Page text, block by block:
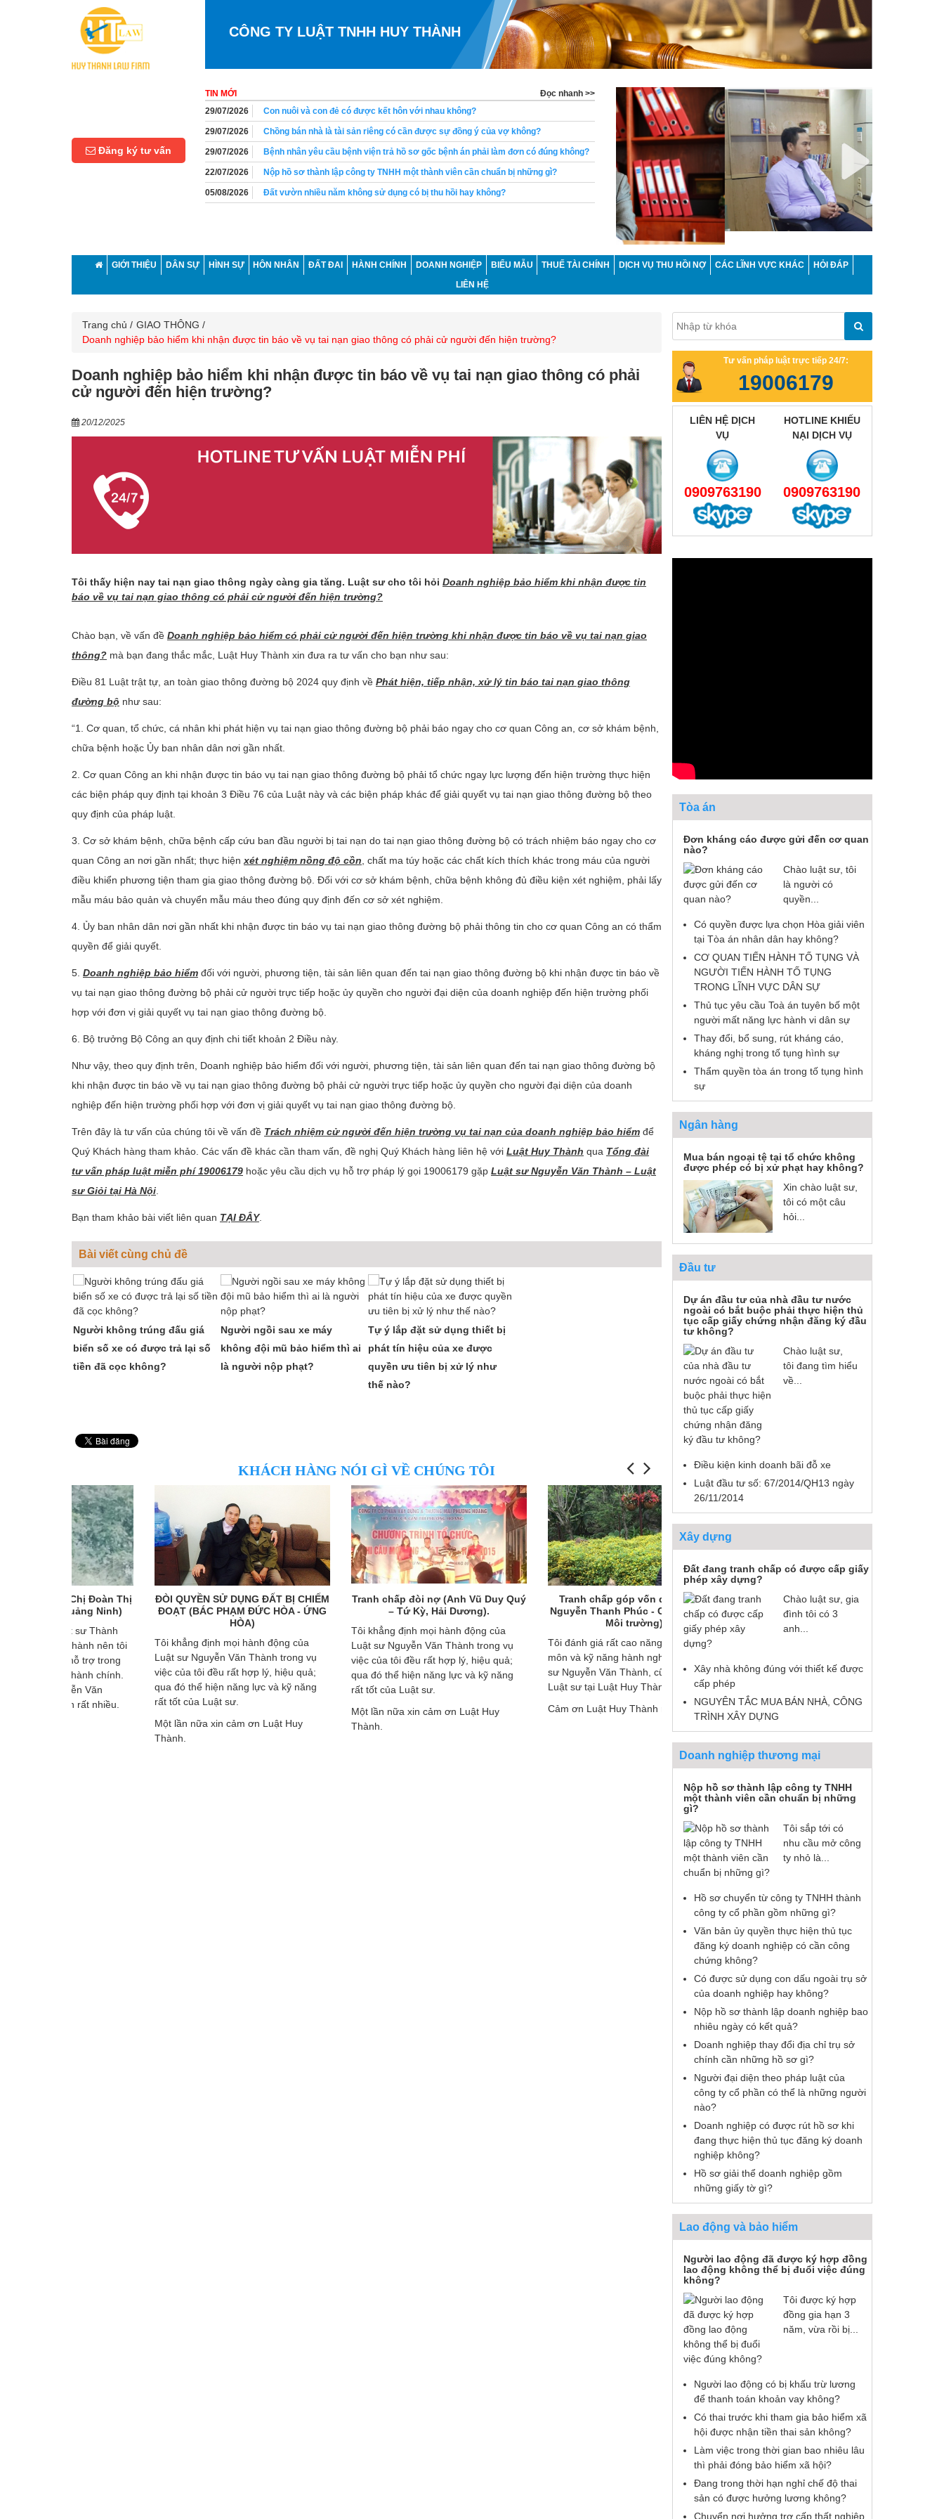
CÔNG TY LUẬT TNHH HUY THÀNH
Đăng ký tư vấn
TIN MỚI
Đọc nhanh >>
29/07/2026
Chồng bán nhà là tài sản riêng có cần được sự đồng ý của vợ không?
29/07/2026 Bệnh nhân yêu cầu bệnh viện trả hồ sơ gốc bệnh án phải làm đơn có đúng không?
22/07/2026 Nộp hồ sơ thành lập công ty TNHH một thành viên cần chuẩn bị những gì?
05/08/2026 Đất vườn nhiều năm không sử dụng có bị thu hồi hay không?
05/08/2026 Người lao động đã được ký hợp đồng lao động không thể bị đuổi việc đúng không?
01/08/2026 Có bắt buộc hòa giải tranh chấp đất đai tại UBND xã trước khi khởi kiện không?
Chồng có quyền yêu cầu ly hôn trong khi vợ đang mang thai không?
29/07/2026 Con nuôi và con đẻ có được kết hôn với nhau không?
GIỚI THIỆU DÂN SỰ HÌNH SỰ HÔN NHÂN ĐẤT ĐAI HÀNH CHÍNH DOANH NGHIỆP BIỂU MẪU THUẾ TÀI CHÍNH DỊCH VỤ THU HỒI NỢ CÁC LĨNH VỰC KHÁC
HỎI ĐÁP
LIÊN HỆ
Trang chủ
GIAO THÔNG
Doanh nghiệp bảo hiểm khi nhận được tin báo về vụ tai nạn giao thông có phải cử người đến hiện trường?
Doanh nghiệp bảo hiểm khi nhận được tin báo về vụ tai nạn giao thông có phải
cử người đến hiện trường?
20/12/2025
Tôi thấy hiện nay tai nạn giao thông ngày càng gia tăng. Luật sư cho tôi hỏi Doanh nghiệp bảo hiểm khi nhận được tin
báo về vụ tai nạn giao thông có phải cử người đến hiện trường?
Chào bạn, về vấn đề Doanh nghiệp bảo hiểm có phải cử người đến hiện trường khi nhận được tin báo về vụ tai nạn giao
thông? mà bạn đang thắc mắc, Luật Huy Thành xin đưa ra tư vấn cho bạn như sau:
Điều 81 Luật trật tự, an toàn giao thông đường bộ 2024 quy định về Phát hiện, tiếp nhận, xử lý tin báo tai nạn giao thông
đường bộ như sau:
“1. Cơ quan, tổ chức, cá nhân khi phát hiện vụ tai nạn giao thông đường bộ phải báo ngay cho cơ quan Công an, cơ sở khám bệnh,
chữa bệnh hoặc Ủy ban nhân dân nơi gần nhất.
2. Cơ quan Công an khi nhận được tin báo vụ tai nạn giao thông đường bộ phải tổ chức ngay lực lượng đến hiện trường thực hiện
các biện pháp quy định tại khoản 3 Điều 76 của Luật này và các biện pháp khác để giải quyết vụ tai nạn giao thông đường bộ theo
quy định của pháp luật.
3. Cơ sở khám bệnh, chữa bệnh cấp cứu ban đầu người bị tai nạn do tai nạn giao thông đường bộ có trách nhiệm báo ngay cho cơ
quan Công an nơi gần nhất; thực hiệnxét nghiệm nồng độ cồn, chất ma túy hoặc các chất kích thích khác trong máu của người
điều khiển phương tiện tham gia giao thông đường bộ. Đối với cơ sở khám bệnh, chữa bệnh không đủ điều kiện xét nghiệm, phải lấy
mẫu máu bảo quản và chuyển mẫu máu theo đúng quy định đến cơ sở xét nghiệm.
4. Ủy ban nhân dân nơi gần nhất khi nhận được tin báo vụ tai nạn giao thông đường bộ phải thông tin cho cơ quan Công an có thẩm
quyền để giải quyết.
5. Doanh nghiệp bảo hiểm đối với người, phương tiện, tài sản liên quan đến tai nạn giao thông đường bộ khi nhận được tin báo về
vụ tai nạn giao thông đường bộ phải cử người trực tiếp hoặc ủy quyền cho người đại diện của doanh nghiệp đến hiện trường phối
hợp với đơn vị giải quyết vụ tai nạn giao thông đường bộ.
6. Bộ trưởng Bộ Công an quy định chi tiết khoản 2 Điều này.
Như vậy, theo quy định trên, Doanh nghiệp bảo hiểm đối với người, phương tiện, tài sản liên quan đến tai nạn giao thông đường bộ
khi nhận được tin báo về vụ tai nạn giao thông đường bộ phải cử người trực tiếp hoặc ủy quyền cho người đại diện của doanh
nghiệp đến hiện trường phối hợp với đơn vị giải quyết vụ tai nạn giao thông đường bộ.
Trên đây là tư vấn của chúng tôi về vấn đề Trách nhiệm cử người đến hiện trường vụ tai nạn của doanh nghiệp bảo hiểm để
Quý Khách hàng tham khảo. Các vấn đề khác cần tham vấn, đề nghị Quý Khách hàng liên hệ với Luật Huy Thành qua Tổng đài
tư vấn pháp luật miễn phí 19006179 hoặc yêu cầu dịch vụ hỗ trợ pháp lý gọi 19006179 gặp Luật sư Nguyễn Văn Thành – Luật
sư Giỏi tại Hà Nội.
Bạn tham khảo bài viết liên quan TẠI ĐÂY.
Bài viết cùng chủ đề
Người không trúng đấu giá
biển số xe có được trả lại số
tiền đã cọc không?
Người ngồi sau xe máy
không đội mũ bảo hiểm thì ai
là người nộp phạt?
Tự ý lắp đặt sử dụng thiết bị
phát tín hiệu của xe được
quyền ưu tiên bị xử lý như
thế nào?
KHÁCH HÀNG NÓI GÌ VỀ CHÚNG TÔI
ĐÒI QUYỀN SỬ DỤNG ĐẤT BỊ CHIẾM
ĐOẠT (BÁC PHẠM ĐỨC HÒA - ỨNG
Tôi khẳng định mọi hành động của
Luật sư Nguyễn Văn Thành trong vụ
việc của tôi đều rất hợp lý, hiệu quả;
qua đó thể hiện năng lực và kỹ năng
rất tốt của Luật sư.
Một lần nữa xin cảm ơn Luật Huy
Tranh chấp đòi nợ (Anh Vũ Duy Quý
– Tứ Kỳ, Hải Dương).
Tôi khẳng định mọi hành động của
Luật sư Nguyễn Văn Thành trong vụ
việc của tôi đều rất hợp lý, hiệu quả;
qua đó thể hiện năng lực và kỹ năng
rất tốt của Luật sư.
Một lần nữa xin cảm ơn Luật Huy
Thành.
Tranh chấp góp vốn dự án (Anh
Nguyễn Thanh Phúc - Cục Cảnh sát
Tôi đánh giá rất cao năng lực chuyên
môn và kỹ năng hành nghề của Luật
sư Nguyễn Văn Thành, cũng như các
Luật sư tại Luật Huy Thành.
Cảm ơn Luật Huy Thành rất nhiều.
Tranh chấp tiền ký quỹ – Anh
Nguyễn Ngọc Tuyền ( Gia Lâm, Hà
Nội).
Luật Huy Thành đã tư vấn, hỗ trợ pháp
cho tôi theo quy định.
Cảm ơn Luật Huy Thành rất nhiều.
Tư vấn pháp luật trực tiếp 24/7:
19006179
LIÊN HỆ DỊCH
VỤ
0909763190
HOTLINE KHIẾU
NẠI DỊCH VỤ
0909763190
Tòa án
Đơn kháng cáo được gửi đến cơ quan
nào?
Chào luật sư, tôi
là người có
quyền...
Có quyền được lựa chọn Hòa giải viên
tại Tòa án nhân dân hay không?
CƠ QUAN TIẾN HÀNH TỐ TỤNG VÀ
NGƯỜI TIẾN HÀNH TỐ TỤNG
TRONG LĨNH VỰC DÂN SỰ
Thủ tục yêu cầu Toà án tuyên bố một
người mất năng lực hành vi dân sự
Thay đổi, bổ sung, rút kháng cáo,
kháng nghị trong tố tụng hình sự
Thẩm quyền tòa án trong tố tụng hình
sự
Ngân hàng
Mua bán ngoại tệ tại tổ chức không
được phép có bị xử phạt hay không?
Xin chào luật sư,
tôi có một câu
hỏi...
Đầu tư
Dự án đầu tư của nhà đầu tư nước
ngoài có bắt buộc phải thực hiện thủ
tục cấp giấy chứng nhận đăng ký đầu
tư không?
Chào luật sư,
tôi đang tìm hiểu
về...
Điều kiện kinh doanh bãi đỗ xe
Luật đầu tư số: 67/2014/QH13 ngày
26/11/2014
Xây dựng
Đất đang tranh chấp có được cấp giấy
phép xây dựng?
Chào luật sư, gia
đình tôi có 3
anh...
Xây nhà không đúng với thiết kế được
cấp phép
NGUYÊN TẮC MUA BÁN NHÀ, CÔNG
TRÌNH XÂY DỰNG
Doanh nghiệp thương mại
Nộp hồ sơ thành lập công ty TNHH
một thành viên cần chuẩn bị những
gì?
Tôi sắp tới có
nhu cầu mở công
ty nhỏ là...
Hồ sơ chuyển từ công ty TNHH thành
công ty cổ phần gồm những gì?
Văn bản ủy quyền thực hiện thủ tục
đăng ký doanh nghiệp có cần công
chứng không?
Có được sử dụng con dấu ngoài trụ sở
của doanh nghiệp hay không?
Nộp hồ sơ thành lập doanh nghiệp bao
nhiêu ngày có kết quả?
Doanh nghiệp thay đổi địa chỉ trụ sở
chính cần những hồ sơ gì?
Người đại diện theo pháp luật của
công ty cổ phần có thể là những người
nào?
Doanh nghiệp có được rút hồ sơ khi
đang thực hiện thủ tục đăng ký doanh
nghiệp không?
Hồ sơ giải thể doanh nghiệp gồm
những giấy tờ gì?
Lao động và bảo hiểm
Người lao động đã được ký hợp đồng
lao động không thể bị đuổi việc đúng
không?
Tôi được ký hợp
đồng gia hạn 3
năm, vừa rồi bị...
Người lao động có bị khấu trừ lương
để thanh toán khoản vay không?
Có thai trước khi tham gia bảo hiểm xã
hội được nhận tiền thai sản không?
Làm việc trong thời gian bao nhiêu lâu
thì phải đóng bảo hiểm xã hội?
Đang trong thời hạn nghỉ chế độ thai
sản có được hưởng lương không?
Chuyển nơi hưởng trợ cấp thất nghiệp